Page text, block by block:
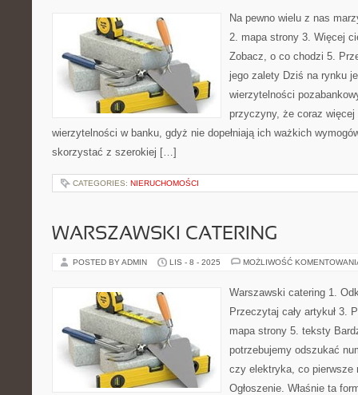
Na pewno wielu z nas
2. mapa strony 3. Więcej
Zobacz, o co chodzi 5.
jego zalety Dziś na rynku
wierzytelności
przyczyny, że coraz więcej
wierzytelności w banku, gdyż nie dopełniają ich ważkich
skorzystać z szerokiej […]
CATEGORIES: NIERUCHOMOŚCI
WARSZAWSKI CATERING
POSTED BY ADMIN LIS - 8 - 2025 MOŻLIWOŚĆ
Warszawski catering 1.
Przeczytaj cały artykuł 3.
mapa strony 5. teksty
potrzebujemy odszukać
czy elektryka, co pierwsze
Ogłoszenie. Właśnie ta